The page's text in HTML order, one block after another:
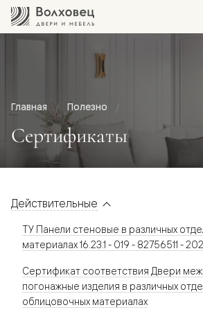
Главная Полезно
Сертификаты
Действительные
ТУ Панели стеновые в различных
материалах 16.23.1 - 019 - 82756511 -
Сертификат соответствия Двери
погонажные изделия в различных
облицовочных материалах